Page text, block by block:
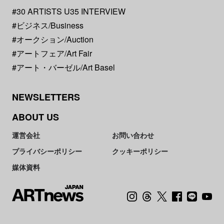
#30 ARTISTS U35 INTERVIEW
#ビジネス/Business
#オークション/Auction
#アートフェア/Art Fair
#アート・バーゼル/Art Basel
NEWSLETTERS
ABOUT US
運営会社
お問い合わせ
プライバシーポリシー
クッキーポリシー
媒体資料